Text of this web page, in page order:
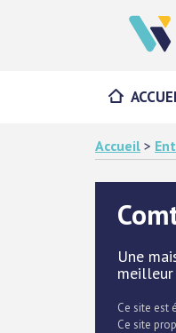
Accueil >
Une
Ce site est
Ce site